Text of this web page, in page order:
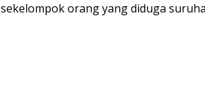
sekelompok orang yang diduga